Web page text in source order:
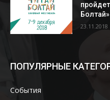
Болтай»
23.11.2018
ПОПУЛЯРНЫЕ
События